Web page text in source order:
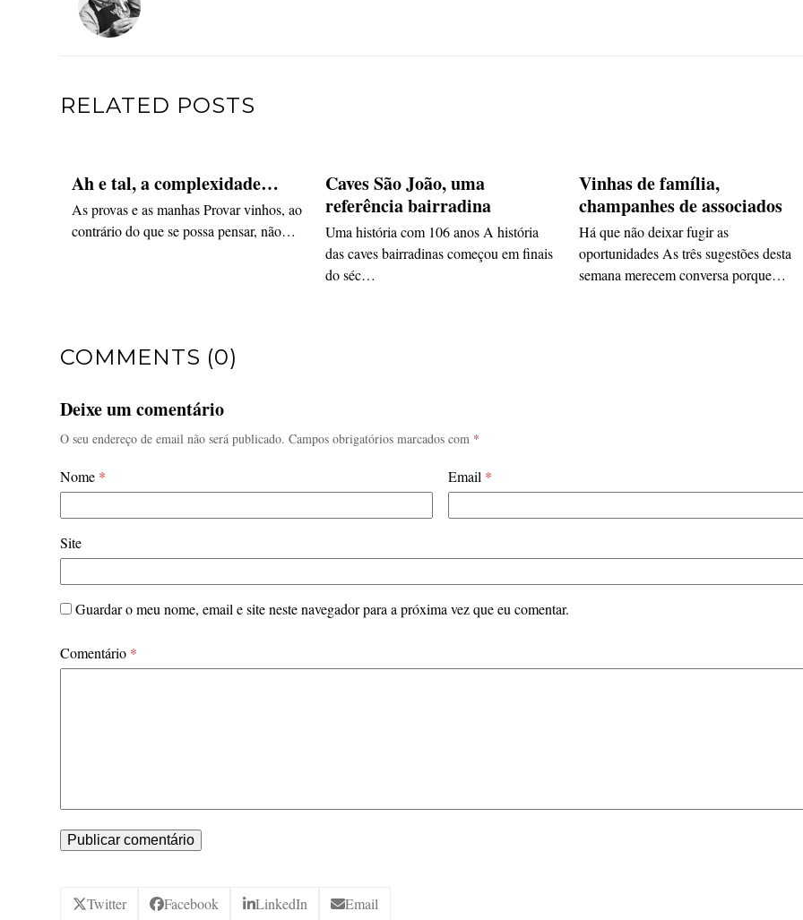
RELATED POSTS
Ah e tal, a complexidade…
As provas e as manhas Provar vinhos, ao
contrário do que se possa pensar, não…
Caves São João, uma
referência bairradina
Uma história com 106 anos A história
das caves bairradinas começou em finais
do séc…
Vinhas de família,
champanhes de associados
Há que não deixar fugir as
oportunidades As três sugestões desta
semana merecem conversa porque…
COMMENTS (0)
Deixe um comentário
O seu endereço de email não será publicado. Campos obrigatórios marcados com *
Nome * Email *
Site
Guardar o meu nome, email e site neste navegador para a próxima vez que eu comentar.
Comentário *
Twitter Facebook LinkedIn Email